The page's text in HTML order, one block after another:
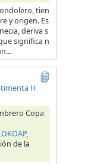
tien
y origen. Es
deriva s
significa n
H
Copa
,
de la